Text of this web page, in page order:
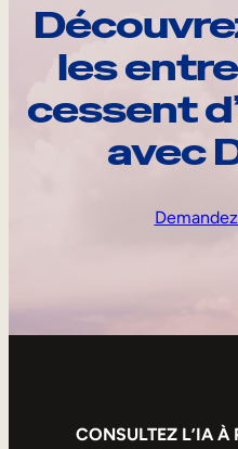
les
cessent
avec
CONSULTEZ L’IA À